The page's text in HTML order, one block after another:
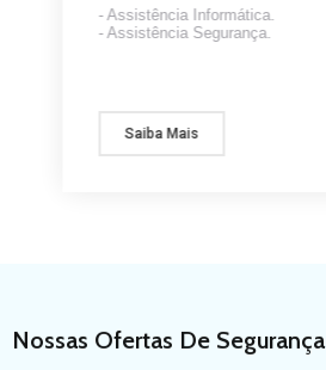
- Assistência Informática.
- Assistência Segurança.
Saiba Mais
Nossas Ofertas De Segurança